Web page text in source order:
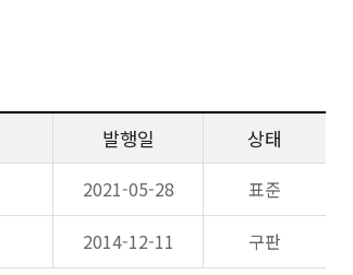
발행일 상태
2021-05-28
표준
2014-12-11 구판